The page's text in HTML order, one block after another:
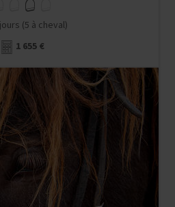
(5 à cheval)
1 655 €